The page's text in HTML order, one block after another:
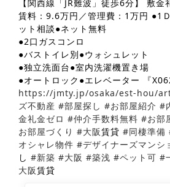
ーター『X062』
【関西線「JR難波」徒歩6分】 敷金
賃料：9.6万円／管理費：1万円 ●1
ット相談●ネット無料
●2口ガスコンロ
●バストイレ別●ウォシュレット
●独立洗面台●室内洗濯機置き場
●オートロック●エレベーター 『
https://jmty.jp/osaka/est-hou/
ズ不動産 #部屋探し #お部屋紹介 #
金礼金ゼロ #仲介手数料無料 #お部
お部屋づくり #大阪賃貸#同棲準備
オシャレ物件 #デザイナーズマンシ
し#新築 #大阪 #築浅 #ペット可 #
大阪賃貸